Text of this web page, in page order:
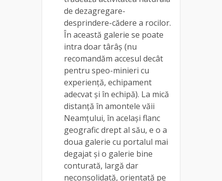
de dezagregare-
desprindere-cădere a rocilor.
În această galerie se poate
intra doar târâș (nu
recomandăm accesul decât
pentru speo-minieri cu
experiență, echipament
adecvat și în echipă). La mică
distanță în amontele văii
Neamțului, în același flanc
geografic drept al său, e o a
doua galerie cu portalul mai
degajat și o galerie bine
conturată, largă dar
neconsolidată, orientată pe